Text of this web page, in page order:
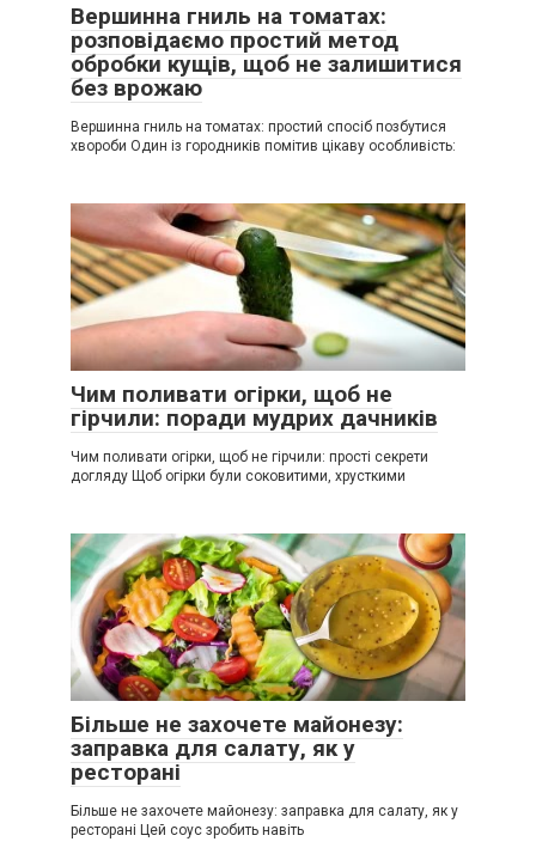
Вершинна гниль на томатах:
розповідаємо простий метод
обробки кущів, щоб не залишитися
без врожаю
Вершинна гниль на томатах: простий спосіб позбутися
хвороби Один із городників помітив цікаву особливість:
Чим поливати огірки, щоб не
гірчили: поради мудрих дачників
Чим поливати огірки, щоб не гірчили: прості секрети
догляду Щоб огірки були соковитими, хрусткими
Більше не захочете майонезу:
заправка для салату, як у
ресторані
Більше не захочете майонезу: заправка для салату, як у
ресторані Цей соус зробить навіть